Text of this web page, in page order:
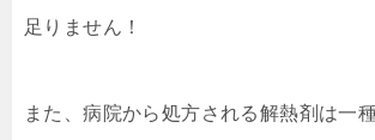
足りません！
また、病院から処方される解熱剤は一